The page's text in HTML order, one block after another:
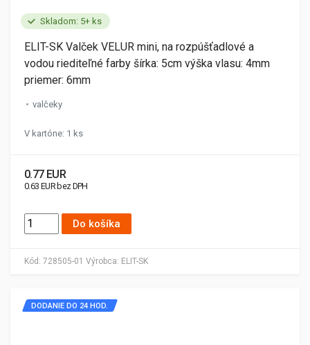
Skladom: 5+ ks
Kód: 728505-01 Výrobca: ELIT-SK
ELIT-SK Valček VELUR mini, na rozpúšťadlové a
vodou riediteľné farby šírka: 5cm výška vlasu: 4mm
priemer: 6mm
valčeky
V kartóne: 1 ks
0.77 EUR
0.63 EUR bez DPH
Do košíka
DODANIE DO 24 HOD.